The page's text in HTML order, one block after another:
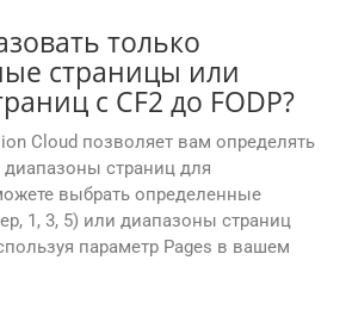
только
страницы или
с CF2 до FODP?
Cloud позволяет вам определять
диапазоны страниц для
выбрать определенные
1, 3, 5) или диапазоны страниц
параметр Pages в вашем